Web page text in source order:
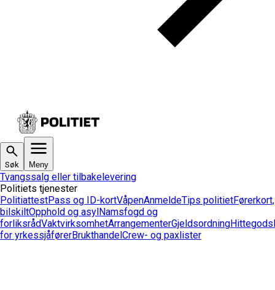
Søk Meny
Tvangssalg eller tilbakelevering
Politiets tjenester
PolitiattestPass og ID-kortVåpenAnmeldeTips politiet
bilskiltOpphold og asylNamsfogd og
forliksrådVaktvirksomhetArrangementerGjeldsordningHittegods
for yrkessjåførerBrukthandelCrew- og paxlister